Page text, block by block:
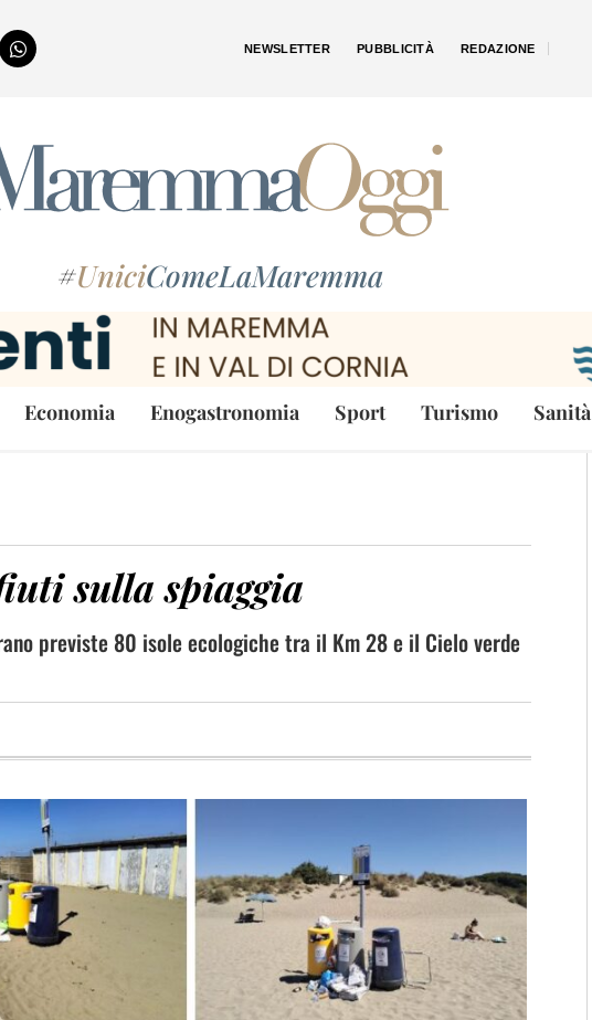
NEWSLETTER PUBBLICITÀ REDAZIONE
#UniciComeLaMaremma
Economia Enogastronomia Sport Turismo Sanità
sulla spiaggia
previste 80 isole ecologiche tra il Km 28 e il Cielo verde